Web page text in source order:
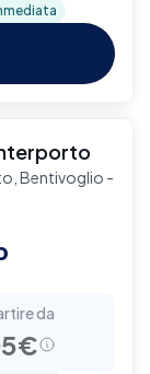
Bentivoglio -
da